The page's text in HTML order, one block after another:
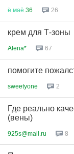
ё маё 36 26
крем для Т-зоны
Alena* 67
помогите
sweetyone 2
Где реально
(вены)
925s@mail.ru 8